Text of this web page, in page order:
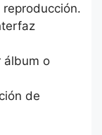
álbum o
de